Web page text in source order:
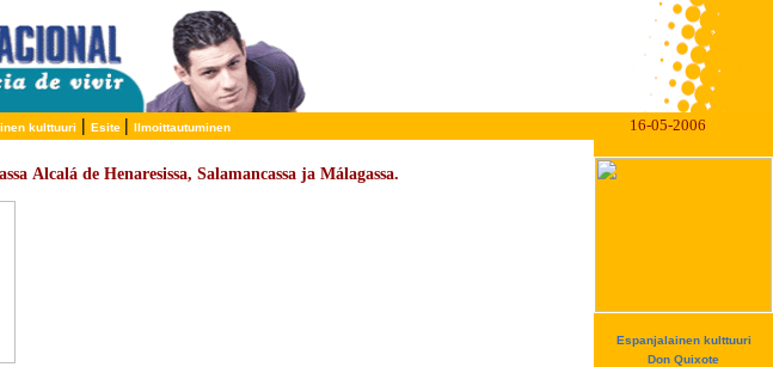
kulttuuri | Esite | Ilmoittautuminen 16-05-2006
Alcalá de Henaresissa, Salamancassa ja Málagassa.
Espanjalainen kulttuuri
Don Quixote